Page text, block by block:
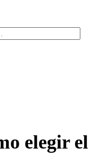
elegir